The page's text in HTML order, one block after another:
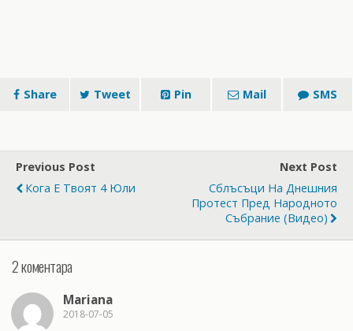
Share Tweet Pin Mail SMS
Previous Post
Кога Е Твоят 4 Юли
Next Post
Сблъсъци На Днешния
Протест Пред Народното
Събрание (видео)
2 коментара
Mariana
2018-07-05